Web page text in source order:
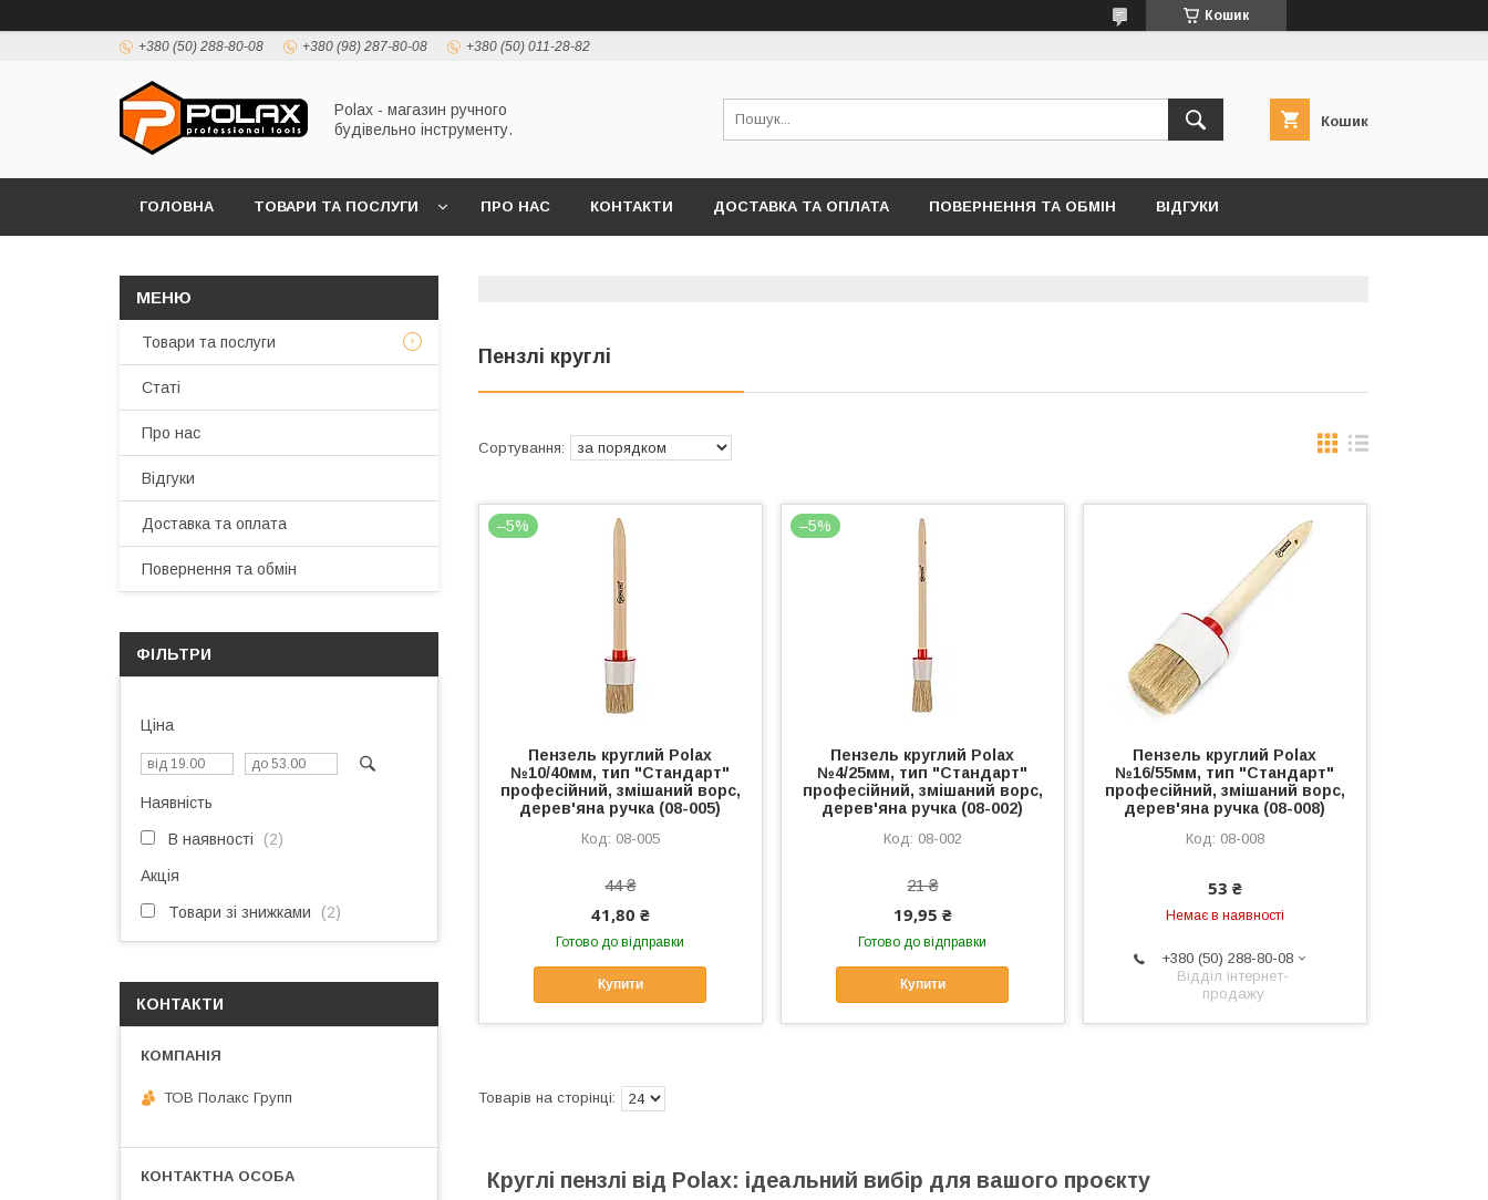
Кошик
+380 (50) 288-80-08 +380 (98) 287-80-08 +380 (50) 011-28-82
Polax - магазин ручного
будівельно інструменту.
Кошик
ГОЛОВНА ТОВАРИ ТА ПОСЛУГИ ПРО НАС КОНТАКТИ ДОСТАВКА ТА ОПЛАТА ПОВЕРНЕННЯ ТА ОБМІН ВІДГУКИ
Пензлі круглі
–5%
Пензель круглий Polax
№10/40мм, тип "Стандарт"
професійний, змішаний ворс,
дерев'яна ручка (08-005)
08-005
44 ₴
41,80 ₴
Готово до відправки
Купити
–5%
Пензель круглий Polax
№4/25мм, тип "Стандарт"
професійний, змішаний ворс,
дерев'яна ручка (08-002)
08-002
21 ₴
19,95 ₴
Готово до відправки
Купити
Пензель круглий Polax
№16/55мм, тип "Стандарт"
професійний, змішаний ворс,
дерев'яна ручка (08-008)
08-008
53 ₴
Немає в наявності
+380 (50) 288-80-08
Відділ інтернет-
продажу
Круглі пензлі від Polax: ідеальний вибір для вашого проєкту
Товари та послуги
Статі
Про нас
Відгуки
Доставка та оплата
Повернення та обмін
ФІЛЬТРИ
Ціна
Наявність
В наявності 2
Акція
Товари зі знижками 2
КОНТАКТИ
ТОВ Полакс Групп